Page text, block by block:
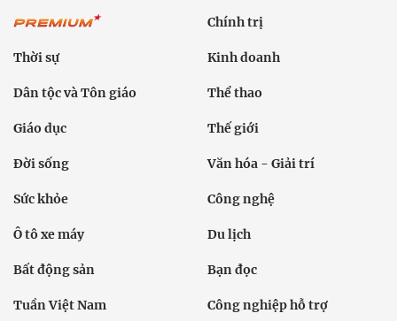
Chính trị
Thời sự Kinh doanh
Dân tộc và Tôn giáo Thể thao
Giáo dục Thế giới
Đời sống Văn hóa - Giải trí
Sức khỏe Công nghệ
Ô tô xe máy Du lịch
Bất động sản Bạn đọc
Tuần Việt Nam Công nghiệp hỗ trợ